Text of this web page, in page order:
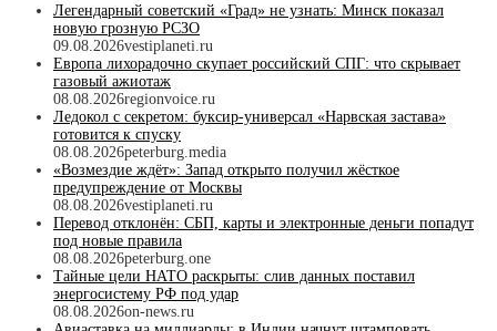
Легендарный советский «Град» не узнать: Минск показал
новую грозную РСЗО
09.08.2026vestiplaneti.ru
Европа лихорадочно скупает российский СПГ: что скрывает
газовый ажиотаж
08.08.2026regionvoice.ru
Ледокол с секретом: буксир-универсал «Нарвская застава»
готовится к спуску
08.08.2026peterburg.media
«Возмездие ждёт»: Запад открыто получил жёсткое
предупреждение от Москвы
08.08.2026vestiplaneti.ru
Перевод отклонён: СБП, карты и электронные деньги попадут
под новые правила
08.08.2026peterburg.one
Тайные цели НАТО раскрыты: слив данных поставил
энергосистему РФ под удар
08.08.2026on-news.ru